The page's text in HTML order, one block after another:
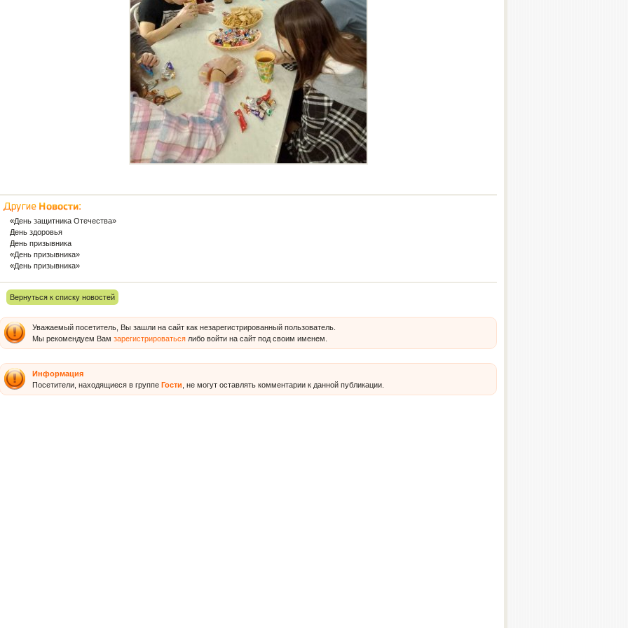
«День защитника Отечества»
День здоровья
День призывника
«День призывника»
«День призывника»
Вернуться к списку новостей
Уважаемый посетитель, Вы зашли на сайт как незарегистрированный пользователь.
Мы рекомендуем Вам зарегистрироваться либо войти на сайт под своим именем.
Информация
Посетители, находящиеся в группе Гости , не могут оставлять комментарии к данной публикации.